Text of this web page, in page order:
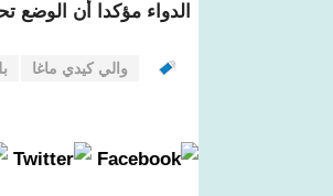
الدواء مؤكدا أن
والي كيدي ماغا